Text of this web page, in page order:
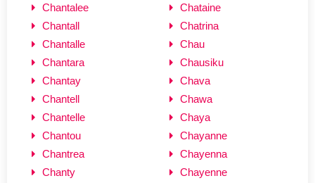
Chantalee
Chantall
Chantalle
Chantara
Chantay
Chantell
Chantelle
Chantou
Chantrea
Chanty
Chataine
Chatrina
Chau
Chausiku
Chava
Chawa
Chaya
Chayanne
Chayenna
Chayenne